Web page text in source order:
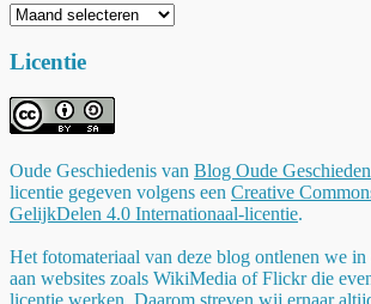
Archieven
Licentie
Oude Geschiedenis van Blog Oude
licentie gegeven volgens een Creative
GelijkDelen 4.0 Internationaal-licentie.
Het fotomateriaal van deze blog ontlenen we in
aan websites zoals WikiMedia of Flickr die